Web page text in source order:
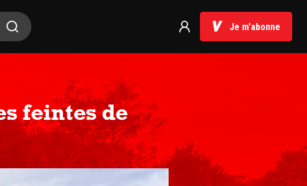
Je m'abonne
feintes de